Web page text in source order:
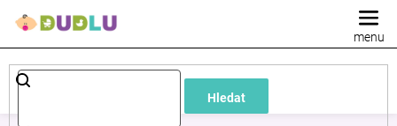
Hledat
Dětské
a